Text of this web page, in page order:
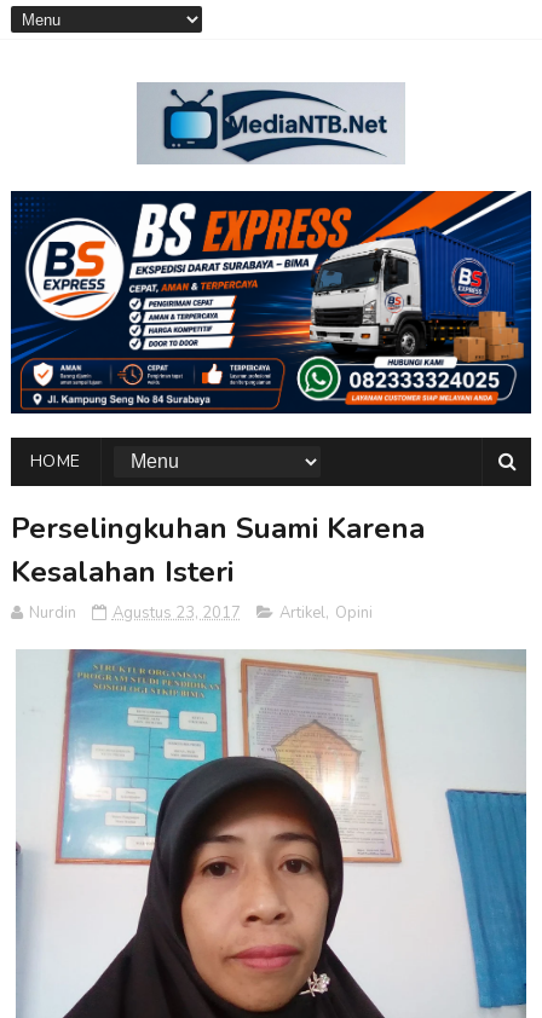
HOME
Perselingkuhan Suami Karena
Kesalahan Isteri
Nurdin Agustus 23, 2017 Artikel, Opini